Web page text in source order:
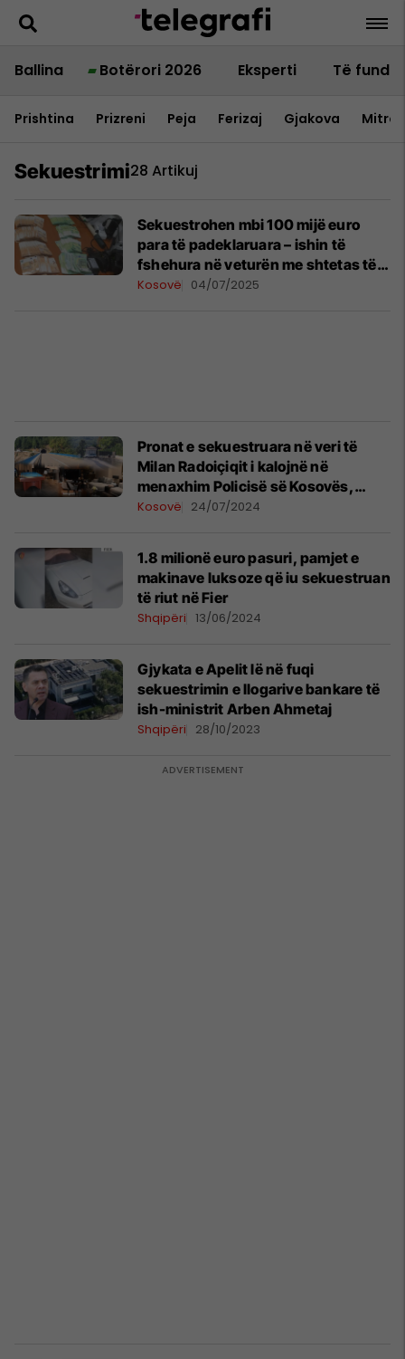
Ballina Botërori 2026 Eksperti Të fundit
Prishtina Prizreni Peja Ferizaj Gjakova
Sekuestrimi28 Artikuj
Sekuestrohen mbi 100 mijë euro
para të padeklaruara – ishin të
fshehura në veturën me shtetas të
Serbisë
Kosovë 04/07/2025
Pronat e sekuestruara në veri të
Milan Radoiçiqit i kalojnë në
menaxhim Policisë së Kosovës,
miratohen ndryshimet në Udhëzimin
Kosovë 24/07/2024
1.8 milionë euro pasuri, pamjet e
makinave luksoze që iu sekuestruan
të riut në Fier
Shqipëri 13/06/2024
Gjykata e Apelit lë në fuqi
sekuestrimin e llogarive bankare të
ish-ministrit Arben Ahmetaj
Shqipëri 28/10/2023